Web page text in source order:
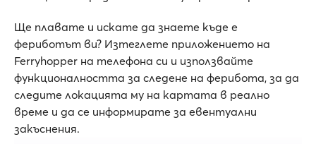
Ще плавате и искате да знаете къде е
фериботът ви? Изтеглете приложението на
Ferryhopper на телефона си и използвайте
функционалността за следене на ферибота, за да
следите локацията му на картата в реално
време и да се информирате за евентуални
закъснения.